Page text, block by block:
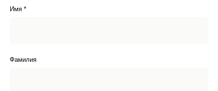
Имя *
Фамилия